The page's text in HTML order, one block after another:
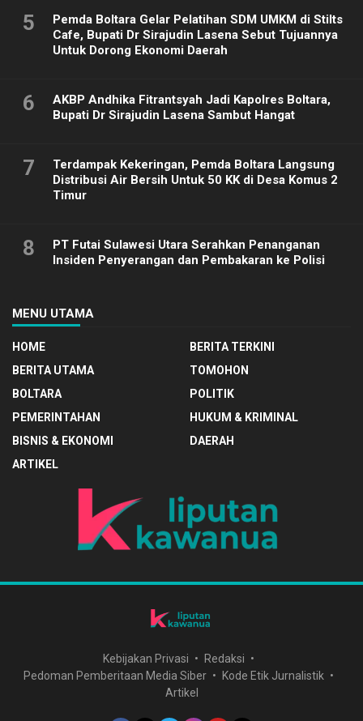
5
Pemda Boltara Gelar Pelatihan SDM UMKM di Stilts
Cafe, Bupati Dr Sirajudin Lasena Sebut Tujuannya
Untuk Dorong Ekonomi Daerah
6
AKBP Andhika Fitrantsyah Jadi Kapolres Boltara,
Bupati Dr Sirajudin Lasena Sambut Hangat
7
Terdampak Kekeringan, Pemda Boltara Langsung
Distribusi Air Bersih Untuk 50 KK di Desa Komus 2
Timur
8
PT Futai Sulawesi Utara Serahkan Penanganan
Insiden Penyerangan dan Pembakaran ke Polisi
MENU UTAMA
HOME
BERITA TERKINI
BERITA UTAMA
TOMOHON
BOLTARA
POLITIK
PEMERINTAHAN
HUKUM & KRIMINAL
BISNIS & EKONOMI
DAERAH
ARTIKEL
Kebijakan Privasi
Redaksi
Pedoman Pemberitaan Media Siber
Kode Etik Jurnalistik
Artikel